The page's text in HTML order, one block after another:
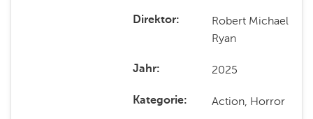
Direktor
Robert Michael
Ryan
Jahr 2025
Kategorie Action, Horror